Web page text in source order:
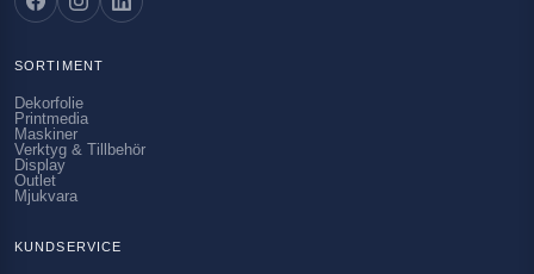
SORTIMENT
Dekorfolie
Printmedia
Maskiner
Verktyg & Tillbehör
Display
Outlet
Mjukvara
KUNDSERVICE